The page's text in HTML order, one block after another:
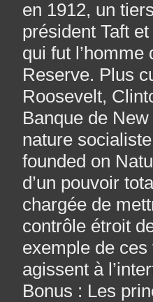
en 1912, un
président Taft
qui fut
Reserve. Plus
Roosevelt,
Banque de New
nature
founded on
d’un pouvoir
chargée de
contrôle étroit
exemple de
agissent à
Bonus : Les